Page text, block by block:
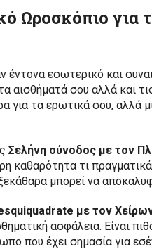
Ωροσκόπιο για
έντονα εσωτερικό και
αισθήματά σου αλλά και
για τα ερωτικά σου, αλλά
Σελήνη σύνοδος με τον
καθαρότητα τι
μπορεί να
με τον
ασφάλεια. Είναι
που έχει σημασία για